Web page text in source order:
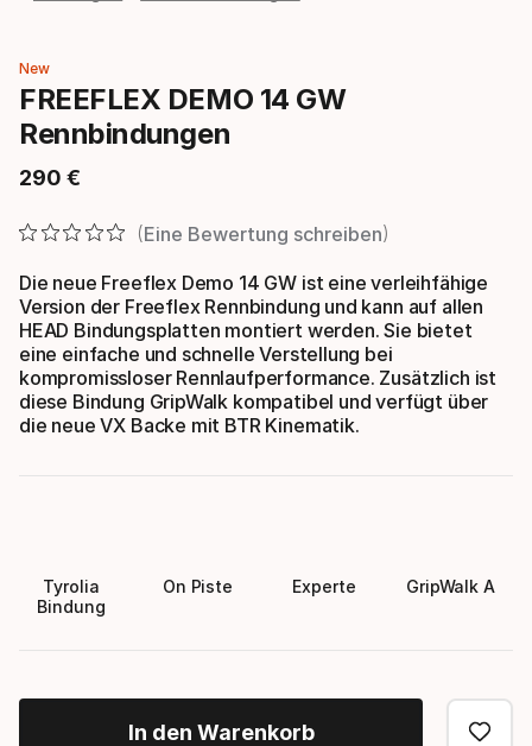
New
FREEFLEX DEMO 14 GW
Rennbindungen
290 €
Endpreis
Eine Bewertung schreiben
Die neue Freeflex Demo 14 GW ist eine verleihfähige
Version der Freeflex Rennbindung und kann auf allen
HEAD Bindungsplatten montiert werden. Sie bietet
eine einfache und schnelle Verstellung bei
kompromissloser Rennlaufperformance. Zusätzlich ist
diese Bindung GripWalk kompatibel und verfügt über
die neue VX Backe mit BTR Kinematik.
Tyrolia
Bindung
On Piste Experte GripWalk A
In den Warenkorb